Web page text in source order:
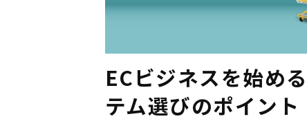
ECビジネスを始め
テム選びのポイント